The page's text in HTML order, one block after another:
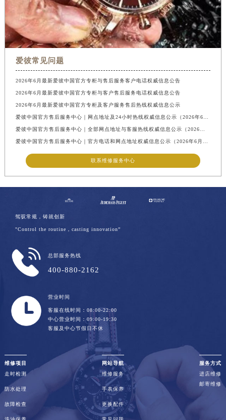
爱彼常见问题
2026年6月最新爱彼中国官方专柜与售后服务客户电话权威信息公告
2026年6月最新爱彼中国官方专柜与客户售后服务电话权威信息公告
2026年6月最新爱彼中国官方专柜及客户服务售后热线权威信息公示
联系维修服务中心
驾驭常规，铸就创新
"Control the routine，casting innovation”
总部服务热线
400-880-2162
营业时间
客服在线时间：08:00-22:00
中心营业时间：09:00-19:30
客服及中心节假日不休
维修项目
走时检测
防水处理
故障检查
网站导航
维修服务
手表保养
更换配件
服务方式
进店维修
邮寄维修